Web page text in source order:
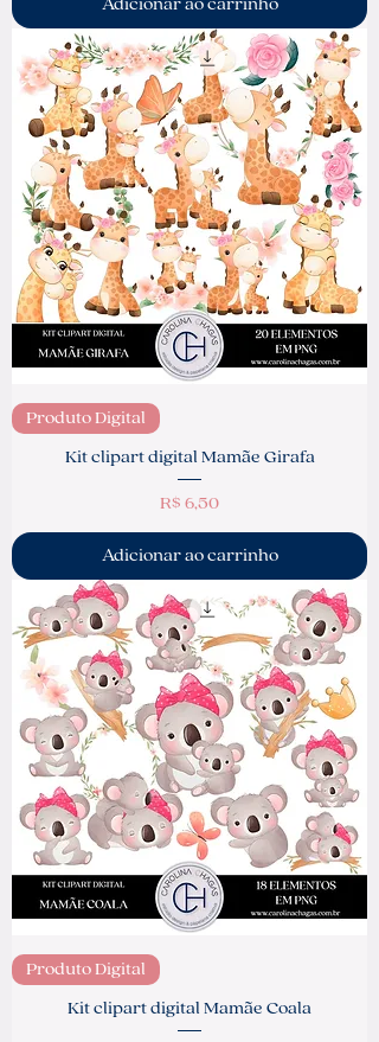
Adicionar ao carrinho
Produto Digital
Kit clipart digital Mamãe Girafa
Preço
R$ 6,50
Adicionar ao carrinho
Produto Digital
Kit clipart digital Mamãe Coala